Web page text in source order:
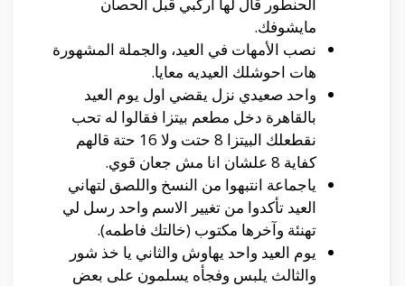
مايشوفك.
نصب الأمهات في العيد، والجملة المشهورة
هات احوشلك العيديه معايا.
واحد صعيدي نزل يقضي اول يوم العيد
بالقاهرة دخل مطعم بيتزا فقالوا له تحب
نقطعلك البيتزا 8 حتت ولا 16 حتة قالهم
كفاية 8 علشان انا مش جعان قوي.
ياجماعة انتبهوا من النسخ واللصق لتهاني
العيد تأكدوا من تغيير الاسم واحد رسل لي
تهنئة وآخرها مكتوب (خالتك فاطمه).
يوم العيد واحد يهاوش والثاني يا خذ شور
والثالث يلبس وفجأه يسلمون على بعض